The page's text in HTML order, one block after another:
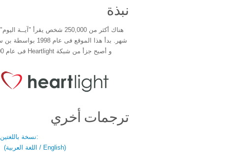
نبذة
هناك أكثر من 250,000 شخص يقرأ "آيــة
شهر. بدأ هذا الموقع فى عام 1998
و أصبح جزأ من شبكة Heartlight فى عام 2000
ترجمات أخري
نسخة باللغتين:
(اللغة العربية / English)